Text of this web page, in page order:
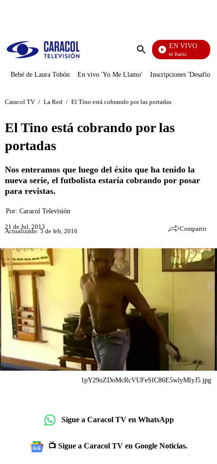
Enviar
EN VIVO
María La Del Barrio
Bebé de Laura Tobón En vivo 'Yo Me Llamo' Inscripciones 'Desafío'
Caracol TV / La Red / El Tino está cobrando por las portadas
El Tino está cobrando por las
portadas
Nos enteramos que luego del éxito que ha tenido la
nueva serie, el futbolista estaría cobrando por posar
para revistas.
Por: Caracol Televisión
21 de Jul, 2013
Actualizado: 5 de feb, 2016 Compartir
1pY29oZDoMcRcVUFeSfC86E5wlyMIyJ5.jpg
Sigue a Caracol TV en WhatsApp
📺 Sigue a Caracol TV en Google Noticias.